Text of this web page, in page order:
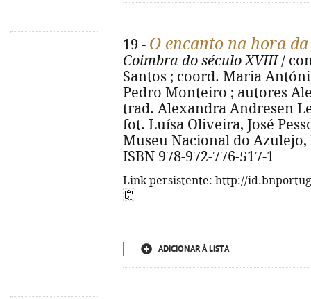
19 - O encanto na hora
Coimbra do século XVIII/
Santos ; coord. Maria
Pedro Monteiro ; autores
trad. Alexandra Andresen
fot. Luísa Oliveira, José
Museu Nacional do Azulejo,
ISBN 978-972-776-517-1
Link persistente: http://
ADICIONAR À LISTA